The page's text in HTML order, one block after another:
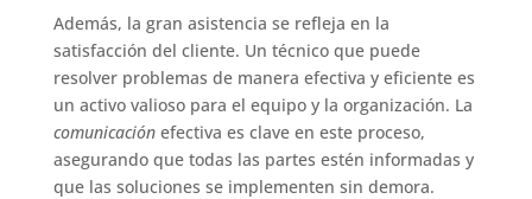
Además, la gran asistencia se refleja en la
satisfacción del cliente. Un técnico que puede
resolver problemas de manera efectiva y eficiente es
un activo valioso para el equipo y la organización. La
comunicaciónefectiva es clave en este proceso,
asegurando que todas las partes estén informadas y
que las soluciones se implementen sin demora.